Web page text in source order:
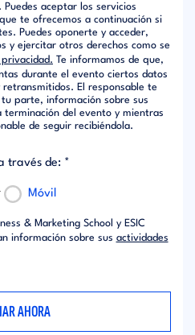
aceptar los servicios
te ofrecemos a continuación si
Puedes oponerte y acceder,
y ejercitar otros derechos como se
Te informamos de que,
durante el evento ciertos datos
El responsable te
parte, información sobre sus
del evento y mientras
de seguir recibiéndola.
través de: *
Móvil
& Marketing School y ESIC
información sobre sus actividades